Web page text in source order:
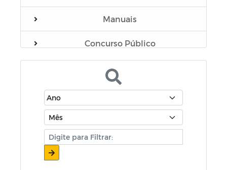
Manuais
Concurso Público
Casa Irmã Luciana
CACS - FUNDEB
Sistema Único de Controle de
Precatórios Judiciais do município de
Esperança-PB